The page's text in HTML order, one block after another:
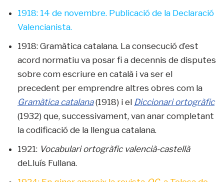
1918: 14 de novembre. Publicació de la Declaració
Valencianista.
1918: Gramàtica catalana. La consecució d’est
acord normatiu va posar fi a decennis de disputes
sobre com escriure en català i va ser el
precedent per emprendre altres obres com la
Gramàtica catalana(1918) i el Diccionari ortogràfic
(1932) que, successivament, van anar completant
la codificació de la llengua catalana.
1921: Vocabulari ortogràfic valencià-castellà
deLluís Fullana.